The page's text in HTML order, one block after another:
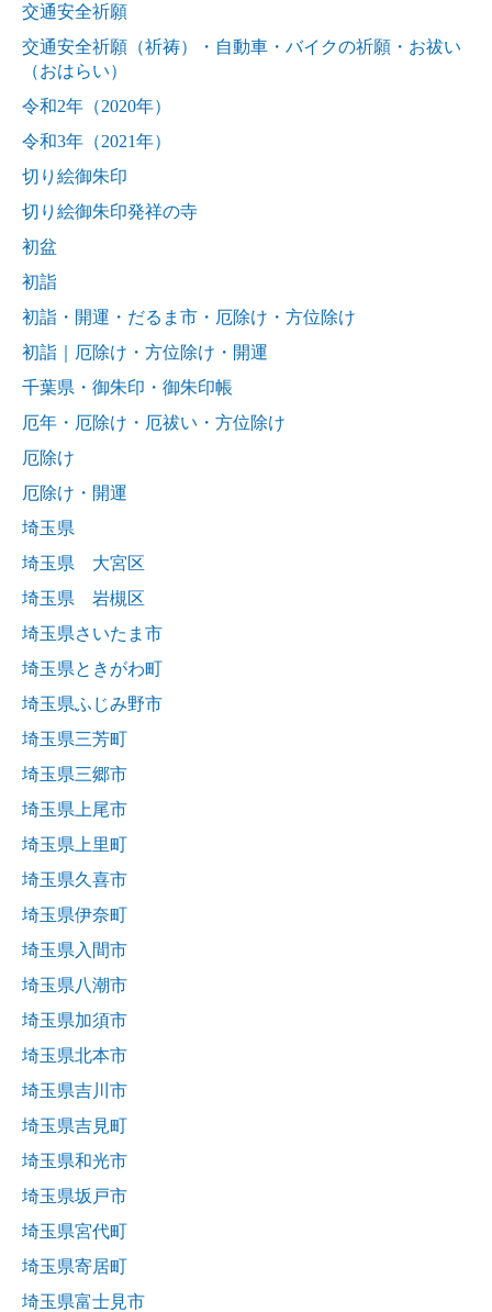
交通安全祈願
交通安全祈願（祈祷）・自動車・バイクの祈願・お祓い
（おはらい）
令和2年（2020年）
令和3年（2021年）
切り絵御朱印
切り絵御朱印発祥の寺
初盆
初詣
初詣・開運・だるま市・厄除け・方位除け
初詣｜厄除け・方位除け・開運
千葉県・御朱印・御朱印帳
厄年・厄除け・厄祓い・方位除け
厄除け
厄除け・開運
埼玉県
埼玉県 大宮区
埼玉県 岩槻区
埼玉県さいたま市
埼玉県ときがわ町
埼玉県ふじみ野市
埼玉県三芳町
埼玉県三郷市
埼玉県上尾市
埼玉県上里町
埼玉県久喜市
埼玉県伊奈町
埼玉県入間市
埼玉県八潮市
埼玉県加須市
埼玉県北本市
埼玉県吉川市
埼玉県吉見町
埼玉県和光市
埼玉県坂戸市
埼玉県宮代町
埼玉県寄居町
埼玉県富士見市